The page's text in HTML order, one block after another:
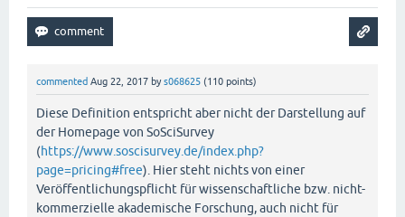
commented Aug 22, 2017 bys068625 (110 points)
Diese Definition entspricht aber nicht der Darstellung auf
der Homepage von SoSciSurvey
(https://www.soscisurvey.de/index.php?
page=pricing#free). Hier steht nichts von einer
Veröffentlichungspflicht für wissenschaftliche bzw. nicht-
kommerzielle akademische Forschung, auch nicht für